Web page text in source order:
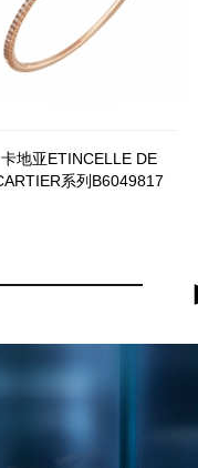
卡地亚ETINCELLE DE
系列B6049817